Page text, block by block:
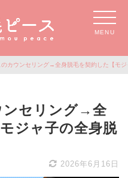
MENU
のカウンセリング→全身脱毛を契約した【モ
ンセリング→全
ジャ子の全身脱
2026年6月16日